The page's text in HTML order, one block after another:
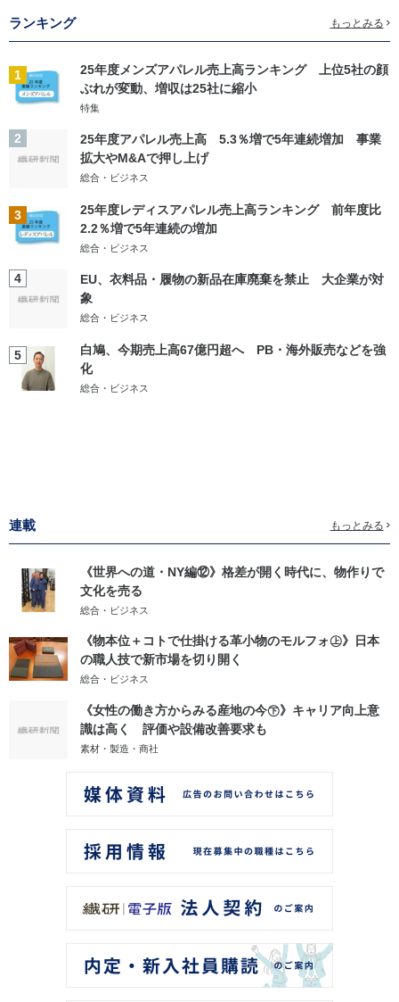
ランキング もっとみる
1
25年度メンズアパレル売上高ランキング 上位5社の顔
ぶれが変動、増収は25社に縮小
特集
2
25年度アパレル売上高 5.3％増で5年連続増加 事業
拡大やM&Aで押し上げ
総合・ビジネス
3
25年度レディスアパレル売上高ランキング 前年度比
2.2％増で5年連続の増加
総合・ビジネス
4
EU、衣料品・履物の新品在庫廃棄を禁止 大企業が対
象
総合・ビジネス
5
白鳩、今期売上高67億円超へ PB・海外販売などを強
化
総合・ビジネス
連載 もっとみる
《世界への道・NY編⑫》格差が開く時代に、物作りで
文化を売る
総合・ビジネス
《物本位＋コトで仕掛ける革小物のモルフォ㊤》日本
の職人技で新市場を切り開く
総合・ビジネス
《女性の働き方からみる産地の今㊦》キャリア向上意
識は高く 評価や設備改善要求も
素材・製造・商社